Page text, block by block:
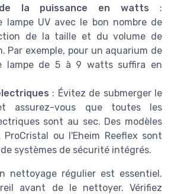
la puissance en watts :
lampe UV avec le bon nombre de
de la taille et du volume de
Par exemple, pour un aquarium de
lampe de 5 à 9 watts suffira en
: Évitez de submerger le
assurez-vous que toutes les
sont au sec. Des modèles
ProCristal ou l'Eheim Reeflex sont
systèmes de sécurité intégrés.
nettoyage régulier est essentiel.
avant de le nettoyer. Vérifiez